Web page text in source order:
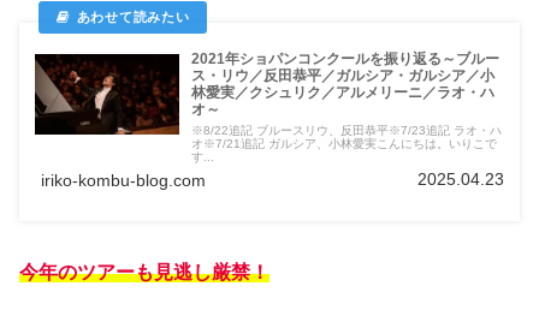
2021年ショパンコンクールを振り返る～ブルー
ス・リウ／反田恭平／ガルシア・ガルシア／小
林愛実／クシュリク／アルメリーニ／ラオ・ハ
オ～
※8/22追記 ブルースリウ、反田恭平※7/23追記 ラオ・ハ
オ※7/21追記 ガルシア、小林愛実こんにちは。いりこで
す...
iriko-kombu-blog.com 2025.04.23
今年のツアーも見逃し厳禁！